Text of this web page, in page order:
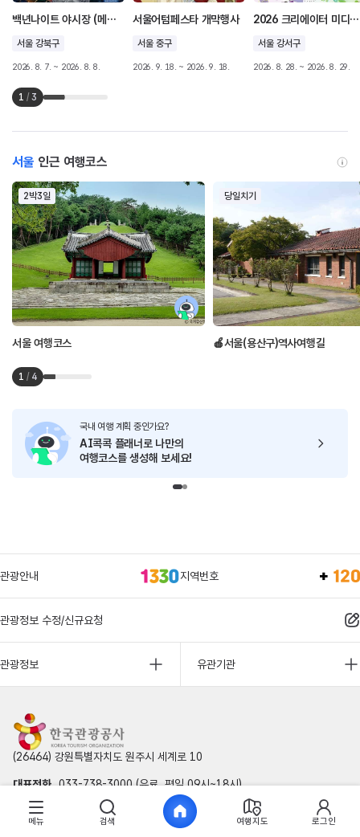
백년나이트 야시장 (메기의 귀환)
서울 강북구
2026. 8. 7. ~ 2026. 8. 8.
서울어텀페스타 개막행사
서울 중구
2026. 9. 18. ~ 2026. 9. 18.
2026 크리에이터 미디어 대전
서울 강서구
2026. 8. 28. ~ 2026. 8. 29.
1 / 3
서울 인근 여행코스
2박3일
서울 여행코스
당일치기
🍎서울(용산구)역사여행길
1 / 4
국내 여행 계획 중인가요?
AI콕콕 플래너로 나만의
여행코스를 생성해 보세요!
관광안내 지역번호
관광정보 수정/신규요청
관광정보 유관기관
(26464) 강원특별자치도 원주시 세계로 10
대표전화 033-738-3000 (유료, 평일 09시~18시)
사업자등록번호
202-81-50707
통신판매업신고
제2009-서울중구-1234호
메뉴 검색 여행지도 로그인